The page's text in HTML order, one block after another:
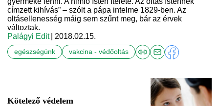
címzett kihívás” – szólt a pápa intelme 1829-ben. Az
oltásellenesség máig sem szűnt meg, bár az érvek
változtak.
Palágyi Edit
| 2018.02.15.
egészségünk vakcina - védőoltás
Kötelező védelem